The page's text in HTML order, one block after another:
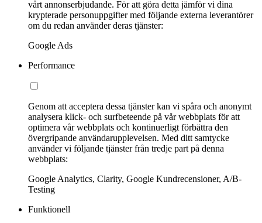
vårt annonserbjudande. För att göra detta jämför vi dina
krypterade personuppgifter med följande externa leverantörer
om du redan använder deras tjänster:
Google Ads
Performance
Genom att acceptera dessa tjänster kan vi spåra och anonymt
analysera klick- och surfbeteende på vår webbplats för att
optimera vår webbplats och kontinuerligt förbättra den
övergripande användarupplevelsen. Med ditt samtycke
använder vi följande tjänster från tredje part på denna
webbplats:
Google Analytics, Clarity, Google Kundrecensioner, A/B-
Testing
Funktionell